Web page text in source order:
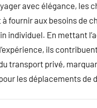
avec élégance, les
à fournir aux besoins de
individuel. En mettant
ils
transport privé,
les déplacements de